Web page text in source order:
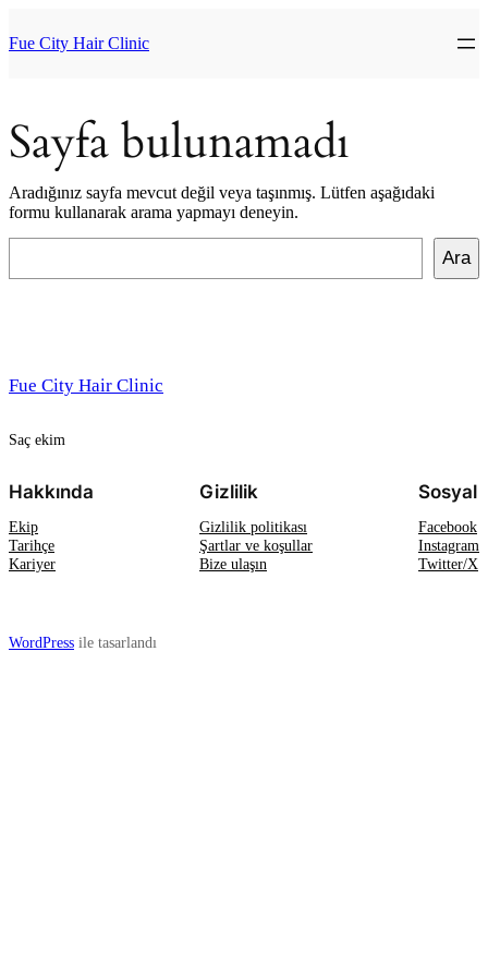
geç
Fue City Hair Clinic
Sayfa bulunamadı
Aradığınız sayfa mevcut değil veya taşınmış. Lütfen aşağıdaki
formu kullanarak arama yapmayı deneyin.
Ara
Fue City Hair Clinic
Saç ekim
Hakkında
Ekip
Tarihçe
Kariyer
Gizlilik
Gizlilik politikası
Şartlar ve koşullar
Bize ulaşın
Sosyal
Facebook
Instagram
Twitter/X
WordPress ile tasarlandı